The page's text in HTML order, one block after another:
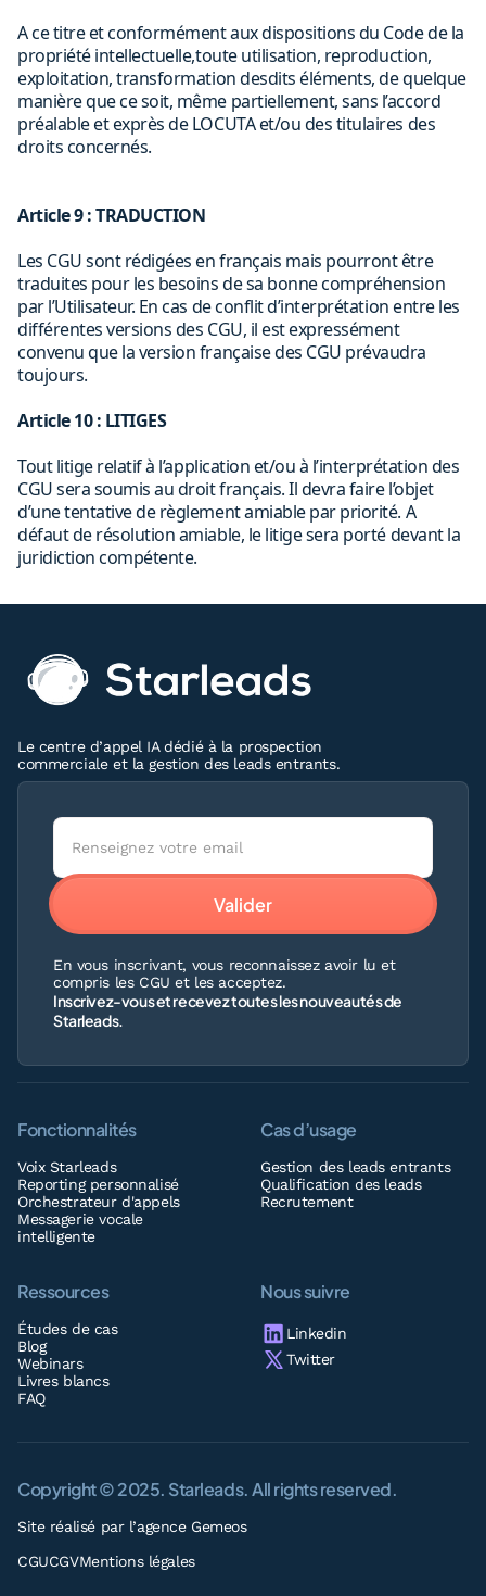
A ce titre et conformément aux dispositions du Code de la
propriété intellectuelle,toute utilisation, reproduction,
exploitation, transformation desdits éléments, de quelque
manière que ce soit, même partiellement, sans l’accord
préalable et exprès de LOCUTA et/ou des titulaires des
droits concernés.
Article 9 : TRADUCTION
Les CGU sont rédigées en français mais pourront être
traduites pour les besoins de sa bonne compréhension
par l’Utilisateur. En cas de conflit d’interprétation entre les
différentes versions des CGU, il est expressément
convenu que la version française des CGU prévaudra
toujours.
Article 10 : LITIGES
Tout litige relatif à l’application et/ou à l’interprétation des
CGU sera soumis au droit français. Il devra faire l’objet
d’une tentative de règlement amiable par priorité. A
défaut de résolution amiable, le litige sera porté devant la
juridiction compétente.
Le centre d’appel IA dédié à la prospection
commerciale et la gestion des leads entrants.
En vous inscrivant, vous reconnaissez avoir lu et
compris les CGU et les acceptez.
Inscrivez-vous et recevez toutes les nouveautés de
Starleads.
Fonctionnalités
Voix Starleads
Reporting personnalisé
Orchestrateur d'appels
Messagerie vocale
intelligente
Cas d’usage
Gestion des leads entrants
Qualification des leads
Recrutement
Ressources
Études de cas
Blog
Webinars
Livres blancs
FAQ
Nous suivre
Linkedin
Twitter
Copyright © 2025. Starleads. All rights reserved.
Site réalisé par l’agence Gemeos
CGUCGVMentions légales